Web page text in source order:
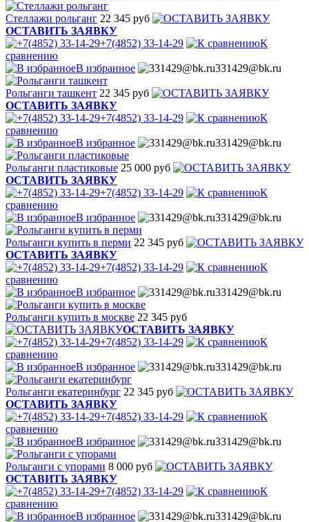
Стеллажи рольганг 22 345 руб
ОСТАВИТЬ ЗАЯВКУ
+7(4852) 33-14-29
К
сравнению
В избранное
331429@bk.ru
Рольганги ташкент 22 345 руб
ОСТАВИТЬ ЗАЯВКУ
+7(4852) 33-14-29
К
сравнению
В избранное
331429@bk.ru
Рольганги пластиковые 25 000 руб
ОСТАВИТЬ ЗАЯВКУ
+7(4852) 33-14-29
К
сравнению
В избранное
331429@bk.ru
Рольганги купить в перми 22 345 руб
ОСТАВИТЬ ЗАЯВКУ
+7(4852) 33-14-29
К
сравнению
В избранное
331429@bk.ru
Рольганги купить в москве 22 345 руб
ОСТАВИТЬ ЗАЯВКУ
+7(4852) 33-14-29
К
сравнению
В избранное
331429@bk.ru
Рольганги екатеринбург 22 345 руб
ОСТАВИТЬ ЗАЯВКУ
+7(4852) 33-14-29
К
сравнению
В избранное
331429@bk.ru
Рольганги с упорами 8 000 руб
ОСТАВИТЬ ЗАЯВКУ
+7(4852) 33-14-29
К
сравнению
В избранное
331429@bk.ru